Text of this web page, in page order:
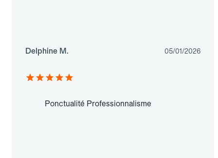
Delphine M. 05/01/2026
Ponctualité Professionnalisme